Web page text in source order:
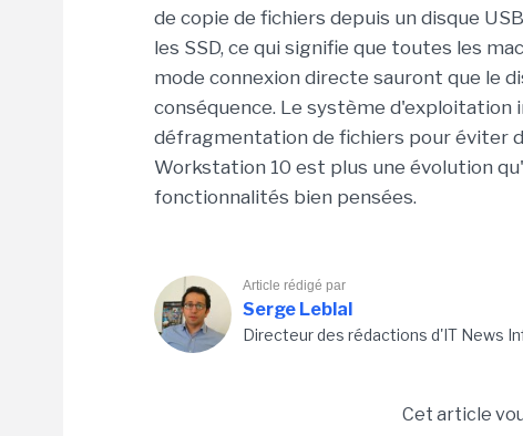
de copie de fichiers depuis un disque
les SSD, ce qui signifie que toutes les
mode connexion directe sauront que le
conséquence. Le système d'exploitation
défragmentation de fichiers pour éviter
Workstation 10 est plus une évolution
fonctionnalités bien pensées.
Article rédigé par
Serge Leblal
Directeur des rédactions d'IT News
Cet article